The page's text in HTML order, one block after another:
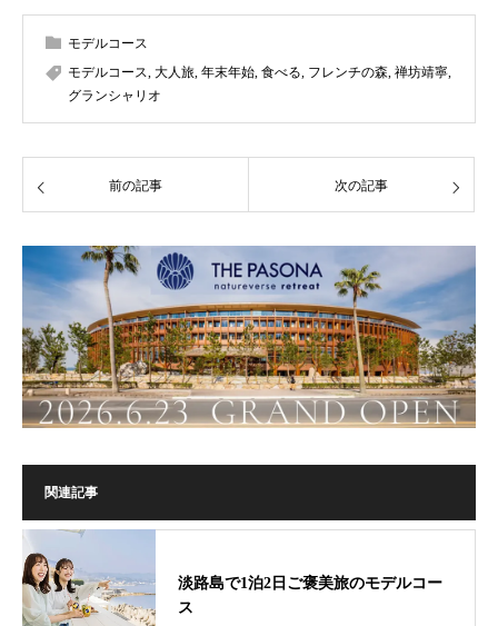
モデルコース
モデルコース, 大人旅, 年末年始, 食べる, フレンチの森, 禅坊靖寧,
グランシャリオ
前の記事 次の記事
関連記事
淡路島で1泊2日ご褒美旅のモデルコー
ス